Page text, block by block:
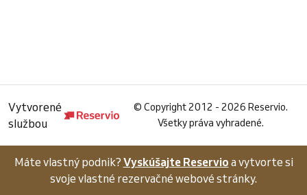
Vytvorené
službou
© Copyright 2012 - 2026 Reservio.
Všetky práva vyhradené.
Máte vlastný podnik? Vyskúšajte Reservio a vytvorte si
svoje vlastné rezervačné webové stránky.